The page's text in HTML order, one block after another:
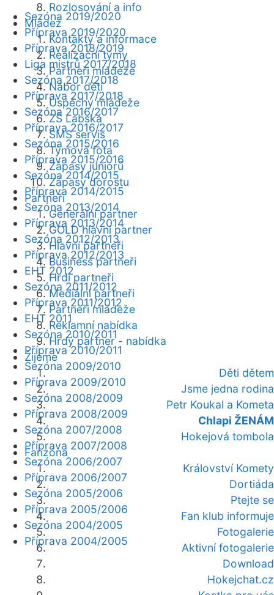
Rozlosování a info
Mládež
Kontakty a informace
Realizační týmy
Partneři mládeže
Nábor dětí
Úspěchy mládeže
ZŠ Labská
SMS servis
Týmová fota
Zápasy juniorů
Zápasy dorostu
Partneři
Generální partner
GOLD hlavní partner
Hlavní partneři
Business partneři
Hrdí partneři
Mediální partneři
Partneři mládeže
Reklamní nabídka
Hrdý partner - nabídka
Žijeme
Děti dětem
Jsme jedna rodina
Petr Koukal a Kometa
Chlapi ŽENÁM
Hokejová tombola
Fanzóna
Království Komety
Dortiáda
Ptejte se
Fan klub informuje
Fotogalerie
Aktivní fotogalerie
Download
Hokejchat.cz
Sezóna 2019/2020
Příprava 2019/2020
Příprava 2018/2019
Liga mistrů 2017/2018
Sezóna 2017/2018
Příprava 2017/2018
Sezóna 2016/2017
Příprava 2016/2017
Sezóna 2015/2016
Příprava 2015/2016
Sezóna 2014/2015
Příprava 2014/2015
Sezóna 2013/2014
Příprava 2013/2014
Sezóna 2012/2013
Příprava 2012/2013
EHT 2012
Sezóna 2011/2012
Příprava 2011/2012
EHT 2011
Sezóna 2010/2011
Příprava 2010/2011
Sezóna 2009/2010
Příprava 2009/2010
Sezóna 2008/2009
Příprava 2008/2009
Sezóna 2007/2008
Příprava 2007/2008
Sezóna 2006/2007
Příprava 2006/2007
Sezóna 2005/2006
Příprava 2005/2006
Sezóna 2004/2005
Příprava 2004/2005